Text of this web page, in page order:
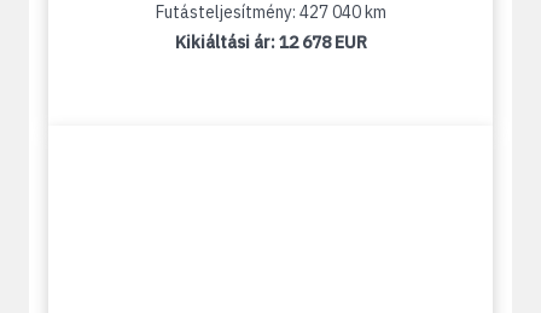
Futásteljesítmény: 427 040 km
Kikiáltási ár:12 678 EUR